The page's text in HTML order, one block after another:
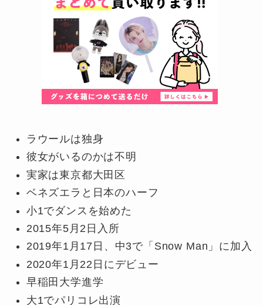
ラウールは独身
彼女がいるのかは不明
実家は東京都大田区
ベネズエラと日本のハーフ
小1でダンスを始めた
2015年5月2日入所
2019年1月17日、中3で「Snow Man」に加入
2020年1月22日にデビュー
早稲田大学進学
大1でパリコレ出演